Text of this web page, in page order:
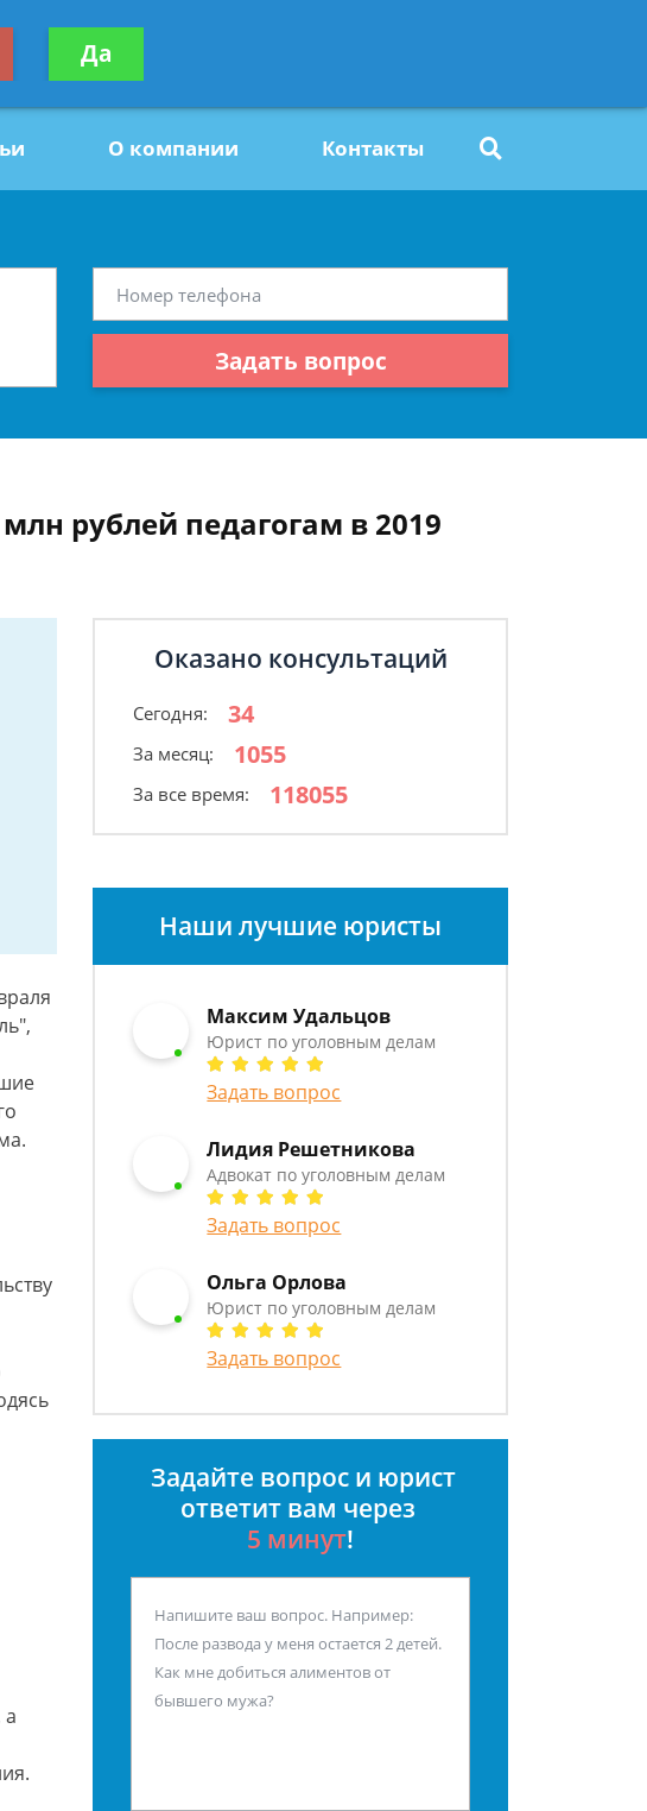
консультацию
бесплатно
О компании Контакты
Задать вопрос
рублей педагогам в 2019
а
Оказано консультаций
Сегодня: 34
За месяц: 1055
За все время: 118055
Наши лучшие юристы
Максим Удальцов
Юрист по уголовным делам
Задать вопрос
Лидия Решетникова
Адвокат по уголовным делам
Задать вопрос
Ольга Орлова
Юрист по уголовным делам
Задать вопрос
Задайте вопрос и юрист
ответит вам через
5 минут!
Да